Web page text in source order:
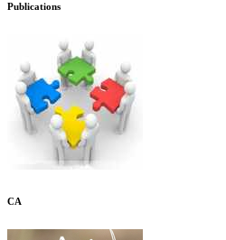
Publications
CA